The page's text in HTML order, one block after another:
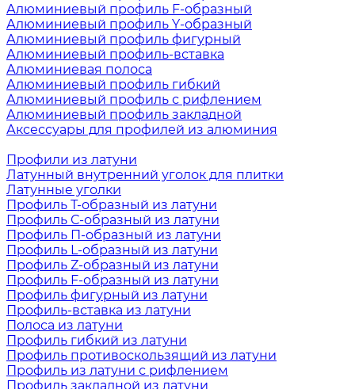
Алюминиевый профиль F-образный
Алюминиевый профиль Y-образный
Алюминиевый профиль фигурный
Алюминиевый профиль-вставка
Алюминиевая полоса
Алюминиевый профиль гибкий
Алюминиевый профиль с рифлением
Алюминиевый профиль закладной
Аксессуары для профилей из алюминия
Профили из латуни
Латунный внутренний уголок для плитки
Латунные уголки
Профиль Т-образный из латуни
Профиль С-образный из латуни
Профиль П-образный из латуни
Профиль L-образный из латуни
Профиль Z-образный из латуни
Профиль F-образный из латуни
Профиль фигурный из латуни
Профиль-вставка из латуни
Полоса из латуни
Профиль гибкий из латуни
Профиль противоскользящий из латуни
Профиль из латуни с рифлением
Профиль закладной из латуни